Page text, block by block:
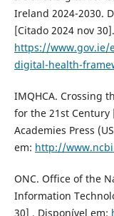
Ireland 2024-2030.
[Citado 2024 nov
https://www.gov.ie/
digital-health-
IMQHCA. Crossing
for the 21st
Academies Press
em: http://
ONC. Office of the
Information
30] . Disponível em: